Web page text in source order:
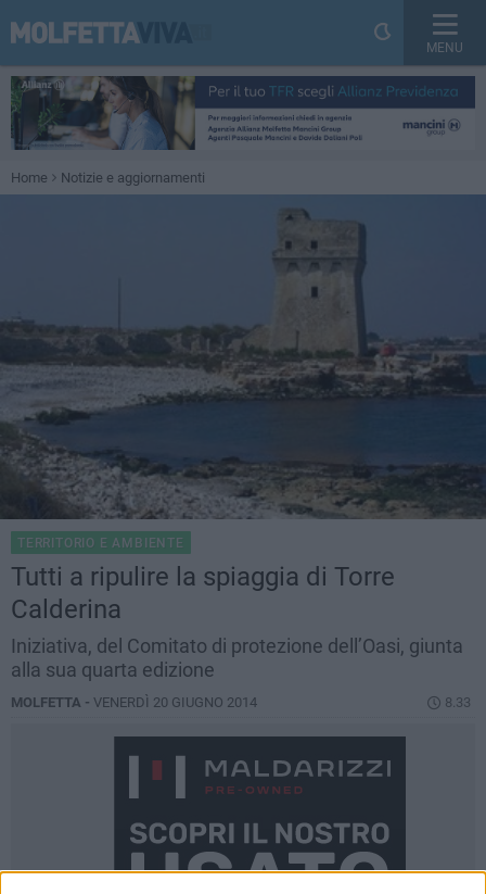
MENU
Home Notizie e aggiornamenti
TERRITORIO E AMBIENTE
Tutti a ripulire la spiaggia di Torre
Calderina
Iniziativa, del Comitato di protezione dell’Oasi, giunta
alla sua quarta edizione
MOLFETTA - VENERDÌ 20 GIUGNO 2014 8.33